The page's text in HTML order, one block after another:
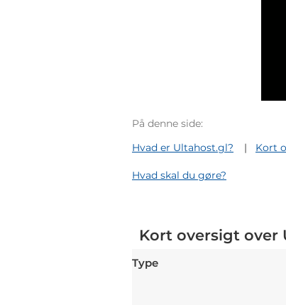
På denne side:
Hvad er Ultahost.gl?
Kort
Hvad skal du gøre?
Kort oversigt over
Type